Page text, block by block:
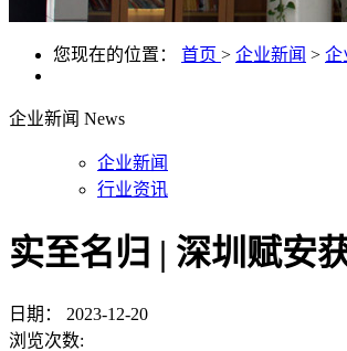
您现在的位置： 首页 > 企业新闻 > 企
企业新闻 News
企业新闻
行业资讯
实至名归 | 深圳赋安
日期：
2023-12-20
浏览次数: